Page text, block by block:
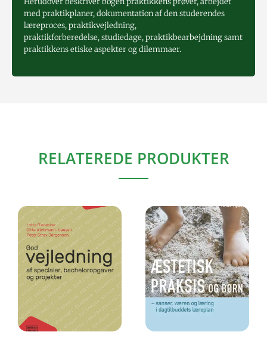
med praktikplaner, dokumentation af den studerendes
læreproces, praktikvejledning,
praktikforberedelse, studiedage, praktikbearbejdning samt
praktikkens etiske aspekter og dilemmaer.
RELATEREDE PRODUKTER